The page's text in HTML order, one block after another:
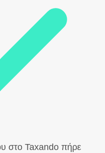
στο Taxando πήρε